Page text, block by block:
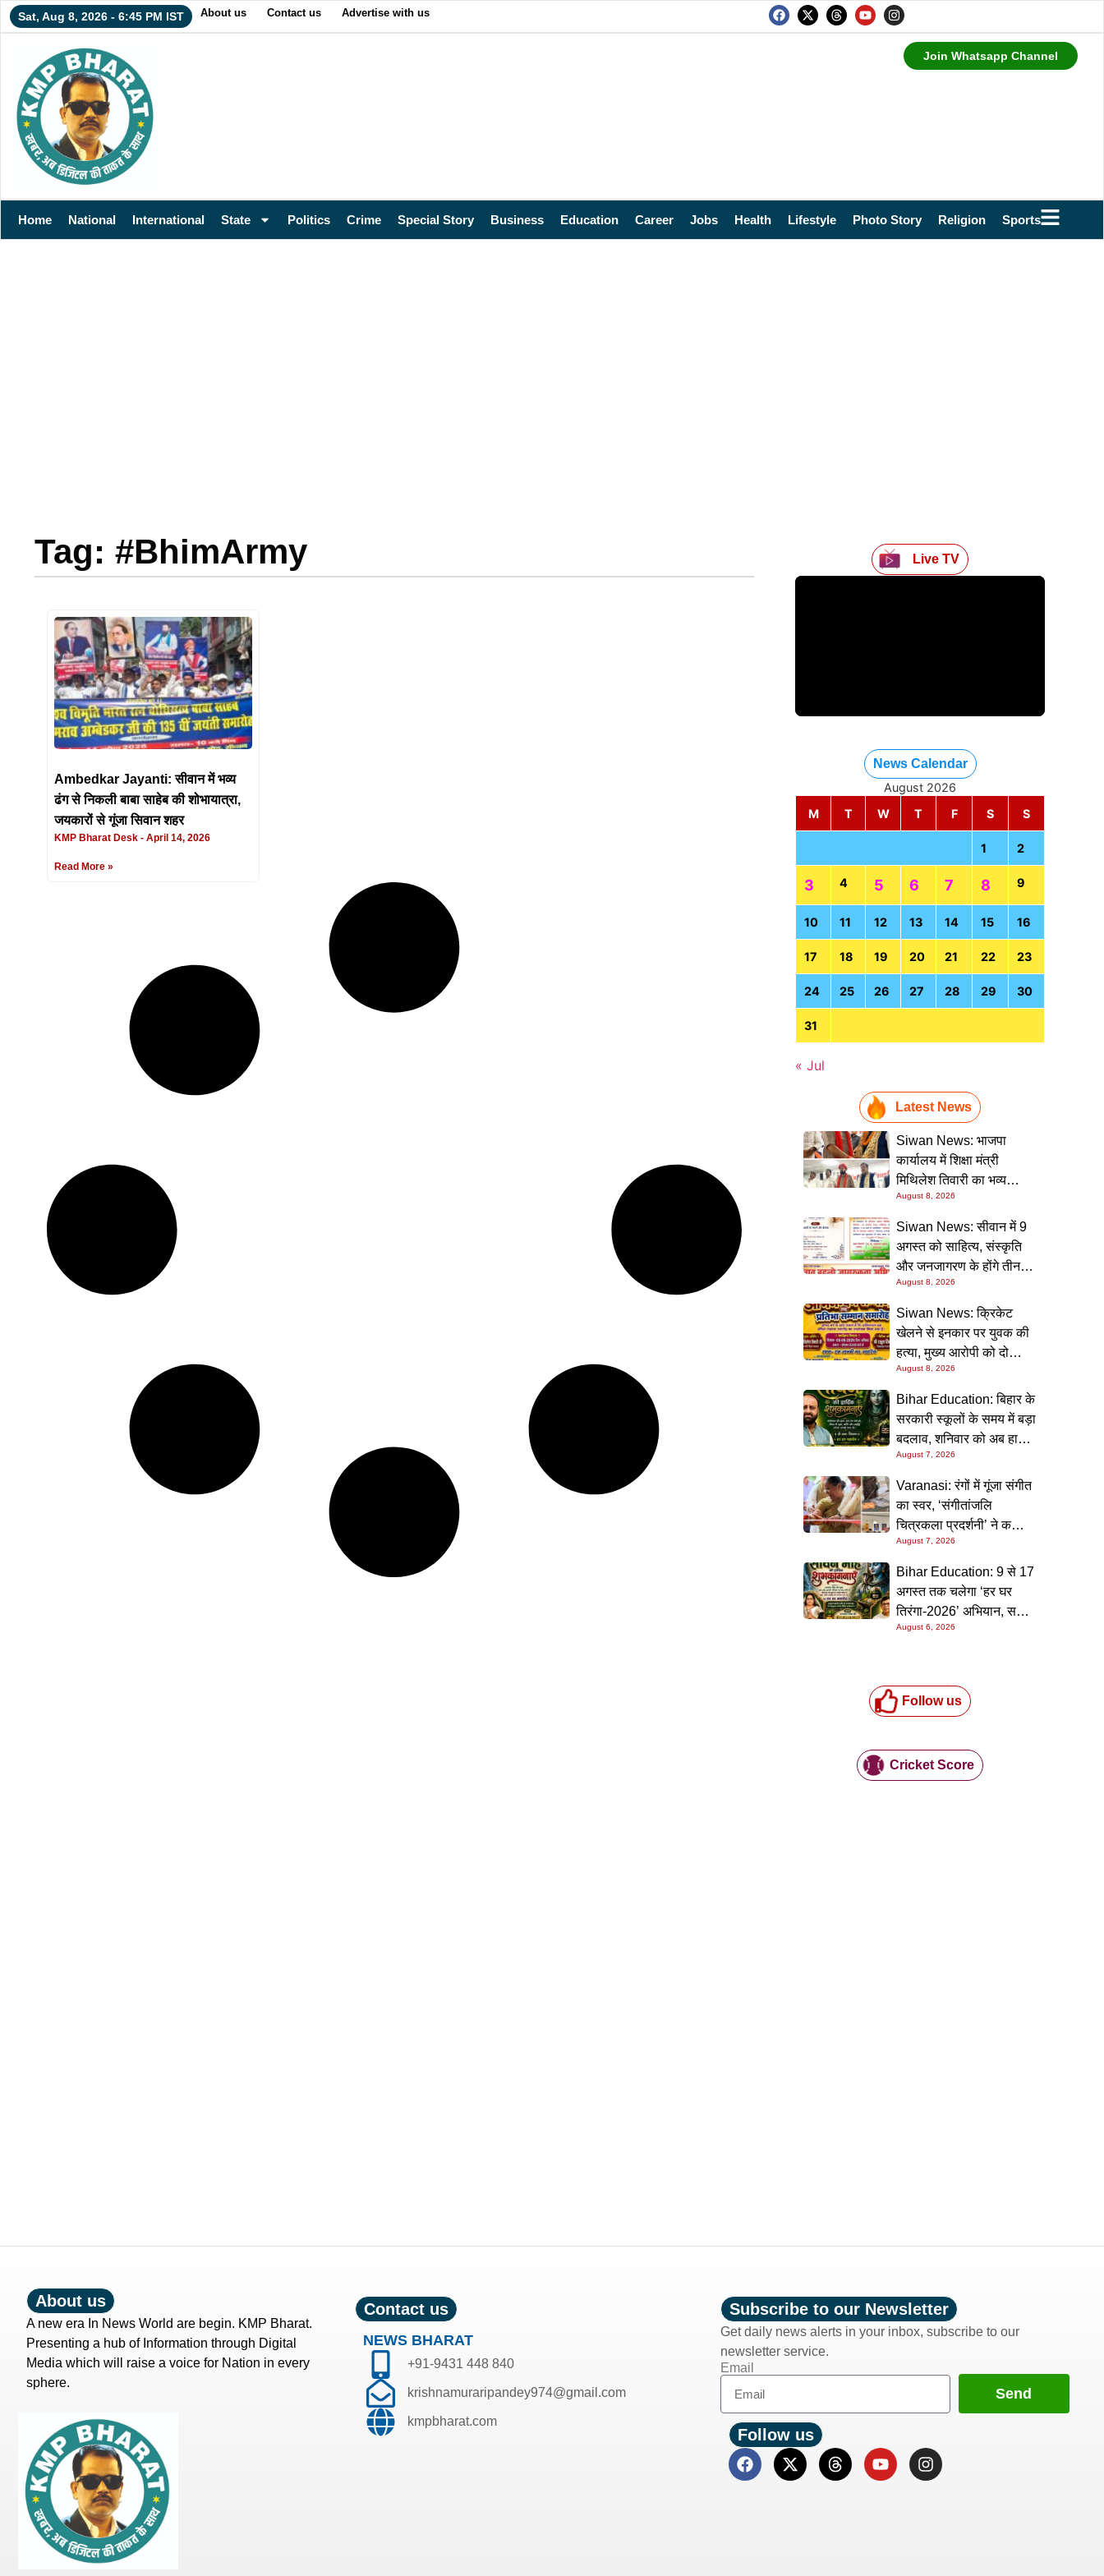
Sat, Aug 8, 2026 - 6:45 PM IST About us Contact us Advertise with us
Join Whatsapp Channel
Home National International State Politics Crime Special Story Business Education Career Jobs Health Lifestyle Photo Story Religion Sports
Tag: #BhimArmy
Ambedkar Jayanti: सीवान में भव्य
ढंग से निकली बाबा साहेब की शोभायात्रा,
जयकारों से गूंजा सिवान शहर
KMP Bharat Desk April 14, 2026
Read More »
Live TV
News Calendar
August 2026
M
T W T F S S
1 2
3 4 5 6 7 8 9
10 11 12 13 14 15 16
17 18 19 20 21 22 23
24 25 26 27 28 29 30
31
« Jul
Latest News
Siwan News: भाजपा
कार्यालय में शिक्षा मंत्री
मिथिलेश तिवारी का भव्य
स्वागत, बोले- कार्यकर्ता ही
पार्टी की सबसे बड़ी ताकत
August 8, 2026
Siwan News: सीवान में 9
अगस्त को साहित्य, संस्कृति
और जनजागरण के होंगे तीन
बड़े आयोजन
August 8, 2026
Siwan News: क्रिकेट
खेलने से इनकार पर युवक की
हत्या, मुख्य आरोपी को दो
धाराओं में उम्रकैद
August 8, 2026
Bihar Education: बिहार के
सरकारी स्कूलों के समय में बड़ा
बदलाव, शनिवार को अब हाफ
डे रहेगा विद्यालय
August 7, 2026
Varanasi: रंगों में गूंजा संगीत
का स्वर, ‘संगीतांजलि
चित्रकला प्रदर्शनी’ ने कला
प्रेमियों को किया मंत्रमुग्ध
August 7, 2026
Bihar Education: 9 से 17
अगस्त तक चलेगा ‘हर घर
तिरंगा-2026’ अभियान, सभी
स्कूलों को दिए गए विस्तृत
August 6, 2026
Follow us
Cricket Score
About us
A new era In News World are begin. KMP Bharat.
Presenting a hub of Information through Digital
Media which will raise a voice for Nation in every
sphere.
Contact us
NEWS BHARAT
+91-9431 448 840
krishnamuraripandey974@gmail.com
kmpbharat.com
Subscribe to our Newsletter
Get daily news alerts in your inbox, subscribe to our
newsletter service.
Email
Send
Follow us